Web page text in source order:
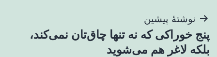
راهبری
نوشته
نوشتهٔ پیشین
پنج خوراکی که نه تنها چاق‌تان نمی‌کند،‌
بلکه لاغر هم می‌شوید